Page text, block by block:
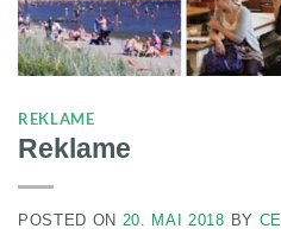
REKLAME
Reklame
POSTED ON 20. MAI 2018 BY